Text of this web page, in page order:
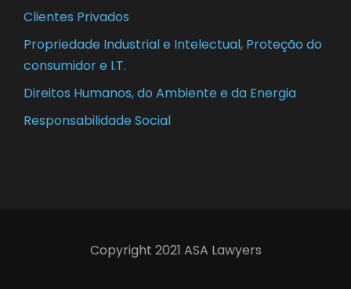
Clientes Privados
Propriedade Industrial e Intelectual, Proteção do
consumidor e I.T.
Direitos Humanos, do Ambiente e da Energia
Responsabilidade Social
Copyright 2021 ASA Lawyers